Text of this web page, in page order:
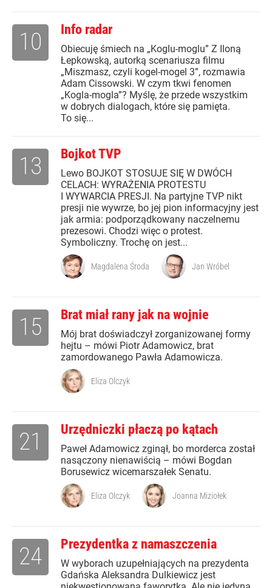
Info radar
Obiecuję śmiech na „Koglu-moglu” Z Iloną
Łepkowską, autorką scenariusza filmu
„Miszmasz, czyli kogel-mogel 3”, rozmawia
Adam Cissowski. W czym tkwi fenomen
„Kogla-mogla”? Myślę, że przede wszystkim
w dobrych dialogach, które się pamięta.
To się...
10
Bojkot TVP
Lewo BOJKOT STOSUJE SIĘ W DWÓCH
CELACH: WYRAŻENIA PROTESTU
I WYWARCIA PRESJI. Na partyjne TVP nikt
presji nie wywrze, bo jej pion informacyjny jest
jak armia: podporządkowany naczelnemu
prezesowi. Chodzi więc o protest.
Symboliczny. Trochę on jest...
13
Magdalena Środa Jan Wróbel
Brat miał rany jak na wojnie
Mój brat doświadczył zorganizowanej formy
hejtu – mówi Piotr Adamowicz, brat
zamordowanego Pawła Adamowicza.
15
Eliza Olczyk
Urzędniczki płaczą po kątach
Paweł Adamowicz zginął, bo morderca został
nasączony nienawiścią – mówi Bogdan
Borusewicz wicemarszałek Senatu.
21
Eliza Olczyk Joanna Miziołek
Prezydentka z namaszczenia
W wyborach uzupełniających na prezydenta
Gdańska Aleksandra Dulkiewicz jest
24